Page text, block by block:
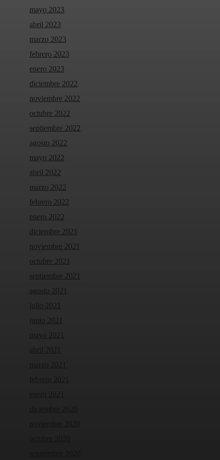
mayo 2023
abril 2023
marzo 2023
febrero 2023
enero 2023
diciembre 2022
noviembre 2022
octubre 2022
septiembre 2022
agosto 2022
mayo 2022
abril 2022
marzo 2022
febrero 2022
enero 2022
diciembre 2021
noviembre 2021
octubre 2021
septiembre 2021
agosto 2021
julio 2021
junio 2021
mayo 2021